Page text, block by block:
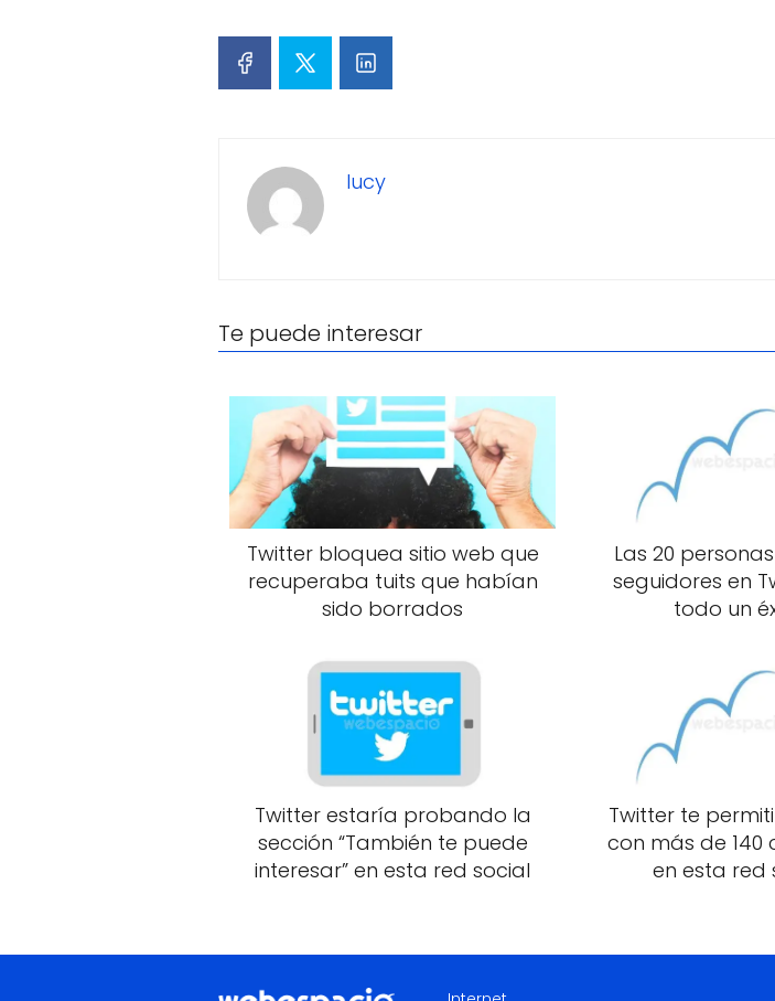
lucy
Te puede interesar
Twitter bloquea sitio web que
recuperaba tuits que habían
sido borrados
Las 20
seguidores en
todo un
Twitter estaría probando la
sección “También te puede
interesar” en esta red social
Twitter te
con más de 140
en esta red